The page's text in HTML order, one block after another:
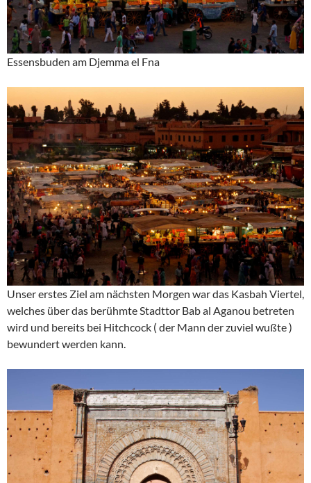
Essensbuden am Djemma el Fna
Unser erstes Ziel am nächsten Morgen war das Kasbah Viertel,
welches über das berühmte Stadttor Bab al Aganou betreten
wird und bereits bei Hitchcock ( der Mann der zuviel wußte )
bewundert werden kann.